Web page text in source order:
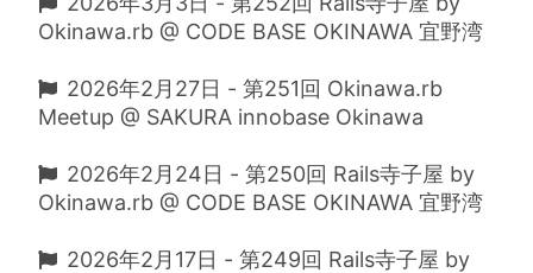
Okinawa.rb @ CODE BASE OKINAWA 宜野湾
2026年2月27日 - 第251回 Okinawa.rb
Meetup @ SAKURA innobase Okinawa
2026年2月24日 - 第250回 Rails寺子屋 by
Okinawa.rb @ CODE BASE OKINAWA 宜野湾
2026年2月17日 - 第249回 Rails寺子屋 by